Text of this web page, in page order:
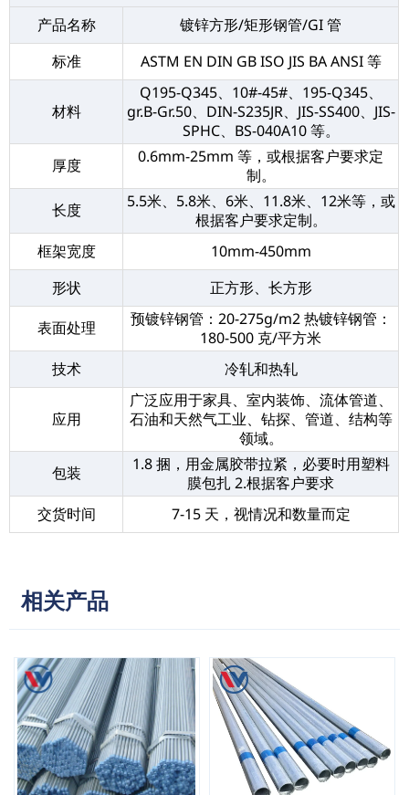
产品名称
镀锌方形/矩形钢管/GI 管
标准
ASTM EN DIN GB ISO JIS BA ANSI 等
材料
Q195-Q345、10#-45#、195-Q345、
gr.B-Gr.50、DIN-S235JR、JIS-SS400、JIS-
SPHC、BS-040A10 等。
厚度
0.6mm-25mm 等，或根据客户要求定
制。
长度
5.5米、5.8米、6米、11.8米、12米等，或
根据客户要求定制。
框架宽度
10mm-450mm
形状
正方形、长方形
表面处理
预镀锌钢管：20-275g/m2 热镀锌钢管：
180-500 克/平方米
技术
冷轧和热轧
应用
广泛应用于家具、室内装饰、流体管道、
石油和天然气工业、钻探、管道、结构等
领域。
包装
1.8 捆，用金属胶带拉紧，必要时用塑料
膜包扎 2.根据客户要求
交货时间
7-15 天，视情况和数量而定
相关产品